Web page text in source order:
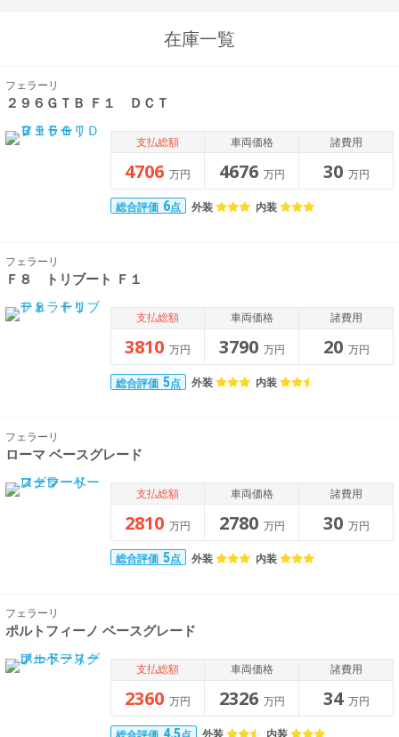
在庫一覧
フェラーリ
２９６ＧＴＢ Ｆ１ ＤＣＴ
支払総額
4706 万円
車両価格
4676 万円
諸費用
30 万円
総合評価 6点 外装 内装
フェラーリ
Ｆ８ トリブート Ｆ１
支払総額
3810 万円
車両価格
3790 万円
諸費用
20 万円
総合評価 5点 外装 内装
フェラーリ
ローマ ベースグレード
支払総額
2810 万円
車両価格
2780 万円
諸費用
30 万円
総合評価 5点 外装 内装
フェラーリ
ポルトフィーノ ベースグレード
支払総額
2360 万円
車両価格
2326 万円
諸費用
34 万円